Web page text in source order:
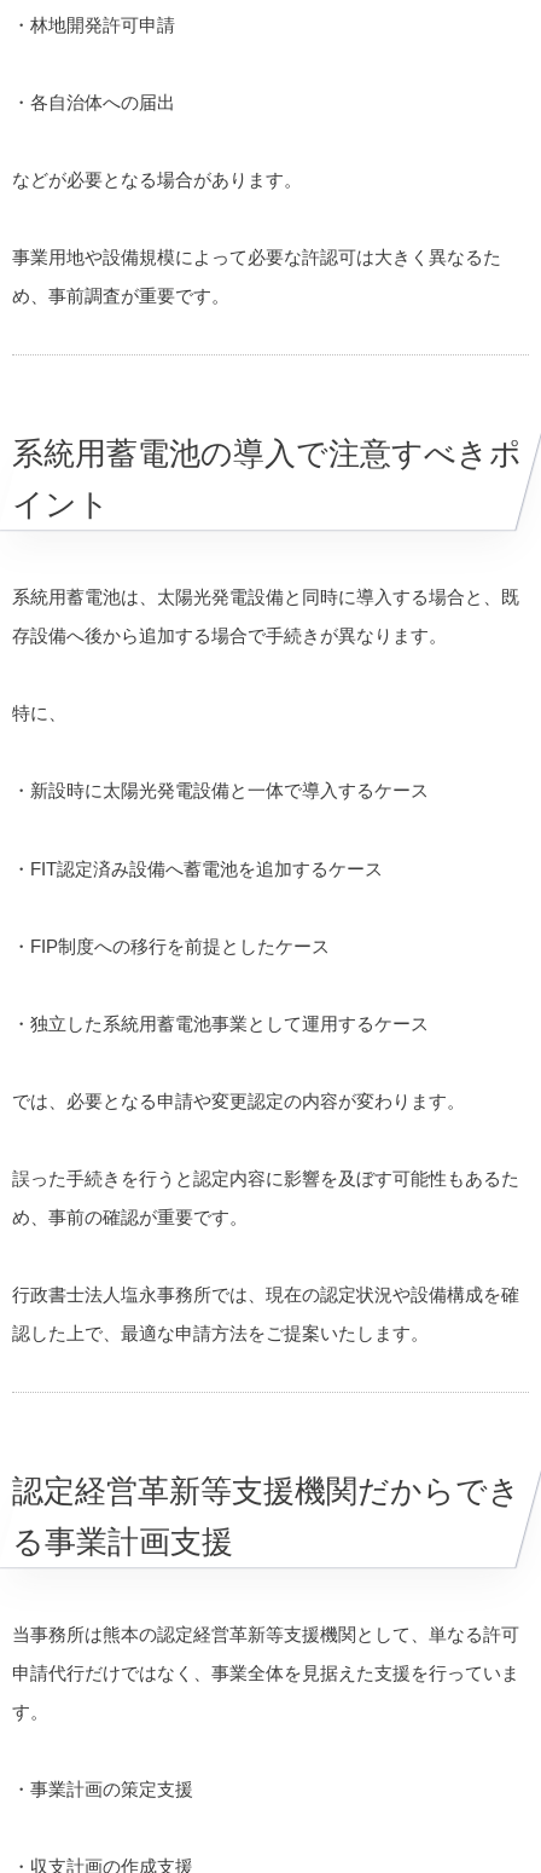
・林地開発許可申請
・各自治体への届出
などが必要となる場合があります。
事業用地や設備規模によって必要な許認可は大きく異なるた
め、事前調査が重要です。
系統用蓄電池の導入で注意すべきポ
イント
系統用蓄電池は、太陽光発電設備と同時に導入する場合と、既
存設備へ後から追加する場合で手続きが異なります。
特に、
・新設時に太陽光発電設備と一体で導入するケース
・FIT認定済み設備へ蓄電池を追加するケース
・FIP制度への移行を前提としたケース
・独立した系統用蓄電池事業として運用するケース
では、必要となる申請や変更認定の内容が変わります。
誤った手続きを行うと認定内容に影響を及ぼす可能性もあるた
め、事前の確認が重要です。
行政書士法人塩永事務所では、現在の認定状況や設備構成を確
認した上で、最適な申請方法をご提案いたします。
認定経営革新等支援機関だからでき
る事業計画支援
当事務所は熊本の認定経営革新等支援機関として、単なる許可
申請代行だけではなく、事業全体を見据えた支援を行っていま
す。
・事業計画の策定支援
・収支計画の作成支援